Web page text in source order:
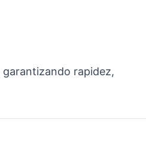
garantizando rapidez,